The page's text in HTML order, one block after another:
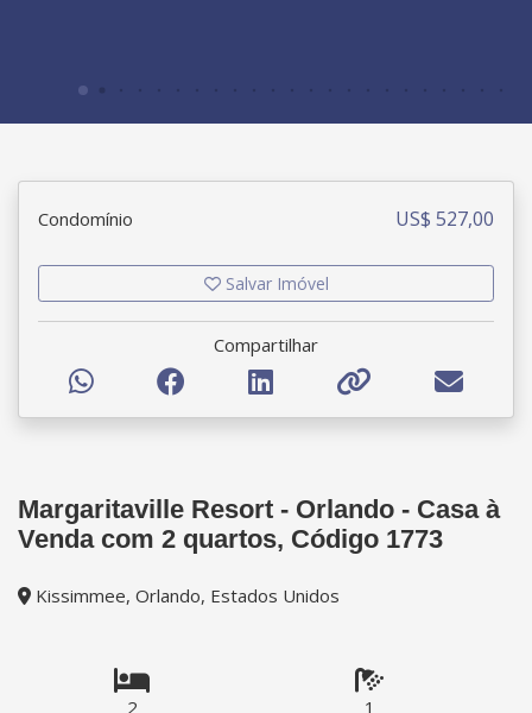
Margaritaville Resort - Orlando - Casa à
Venda com 2 quartos, Código 1773
Kissimmee, Orlando, Estados Unidos
2 1
Condomínio US$ 527,00
Salvar Imóvel
Compartilhar